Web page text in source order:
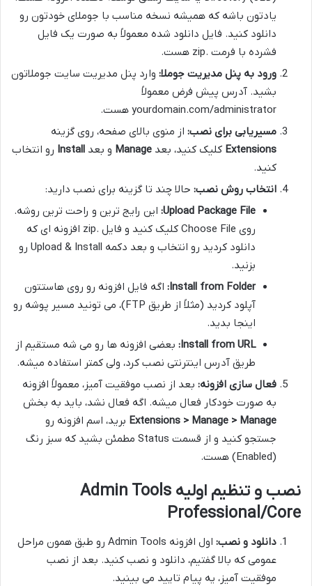
یادتون باشه که همیشه نسخه مناسب با جوملای خودتون رو
دانلود کنید. فایل دانلود شده معمولاً به صورت یک فایل
فشرده با فرمت .zip هست.
ورود به پنل مدیریت جوملا: وارد پنل مدیریت سایت جوملاتون
بشید. آدرس پیش فرض معمولاً
yourdomain.com/administrator هست.
مسیریابی برای نصب: از منوی بالای صفحه، روی گزینه
Extensions کلیک کنید، بعد Manage و بعد Install رو انتخاب
کنید.
انتخاب روش نصب: حالا چند تا گزینه برای نصب دارید:
Upload Package File: این رایج ترین و راحت ترین روشه.
روی Choose File کلیک کنید و فایل .zip افزونه ای که
دانلود کردید رو انتخاب و بعد دکمه Upload & Install رو
بزنید.
Install from Folder: اگه فایل افزونه رو روی هاستتون
آپلود کردید (مثلاً از طریق FTP)، می تونید مسیر پوشه رو
اینجا بدید.
Install from URL: بعضی افزونه ها رو می شه مستقیم از
طریق آدرس اینترنتی نصب کرد، ولی کمتر استفاده میشه.
فعال سازی افزونه: بعد از نصب موفقیت آمیز، معمولاً افزونه
به صورت خودکار فعال میشه. اگه فعال نشد، باید به بخش
Extensions > Manage > Manage برید، اسم افزونه رو
جستجو کنید و از قسمت Status مطمئن بشید که سبز رنگ
(Enabled) هست.
نصب و تنظیم اولیه Admin Tools
Professional/Core
دانلود و نصب:
اول افزونه Admin Tools رو طبق همون مراحل
عمومی که بالا گفتیم، دانلود و نصب کنید. بعد از نصب
موفقیت آمیز، یه پیام تایید می بینید.